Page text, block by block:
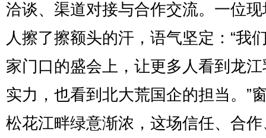
洽谈、渠道对接与合作交流。一位
人擦了擦额头的汗，语气坚定：“我
家门口的盛会上，让更多人看到龙
实力，也看到北大荒国企的担当。”
松花江畔绿意渐浓，这场信任、合